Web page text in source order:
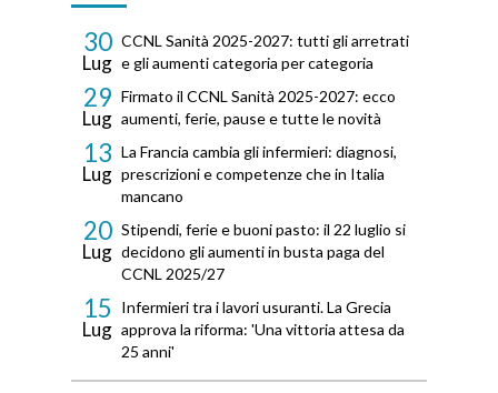
30
Lug
CCNL Sanità 2025-2027: tutti gli arretrati
e gli aumenti categoria per categoria
29
Lug
Firmato il CCNL Sanità 2025-2027: ecco
aumenti, ferie, pause e tutte le novità
13
Lug
La Francia cambia gli infermieri: diagnosi,
prescrizioni e competenze che in Italia
mancano
20
Lug
Stipendi, ferie e buoni pasto: il 22 luglio si
decidono gli aumenti in busta paga del
CCNL 2025/27
15
Lug
Infermieri tra i lavori usuranti. La Grecia
approva la riforma: 'Una vittoria attesa da
25 anni'